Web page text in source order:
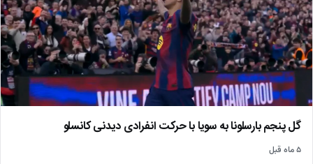
گل پنجم بارسلونا به سویا با حرکت انفرادی دیدنی کانسلو
۵ ماه قبل